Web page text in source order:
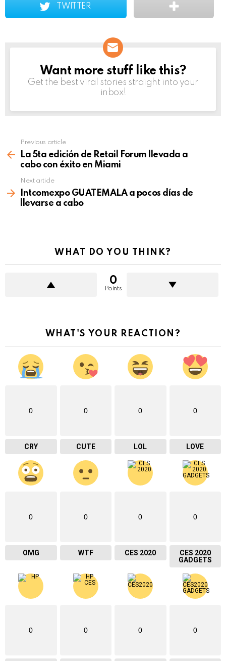
TWITTER
NEWSLETTER
Want more stuff like this?
Get the best viral stories straight into your
inbox!
more
Previous article
La 5ta edición de Retail Forum llevada a
cabo con éxito en Miami
Next article
Intcomexpo GUATEMALA a pocos días de
llevarse a cabo
WHAT DO YOU THINK?
0
Points
WHAT'S YOUR REACTION?
0
CRY
0
CUTE
0
LOL
0
LOVE
0
OMG
0
WTF
0
CES 2020
0
CES 2020
GADGETS
0 0 0 0